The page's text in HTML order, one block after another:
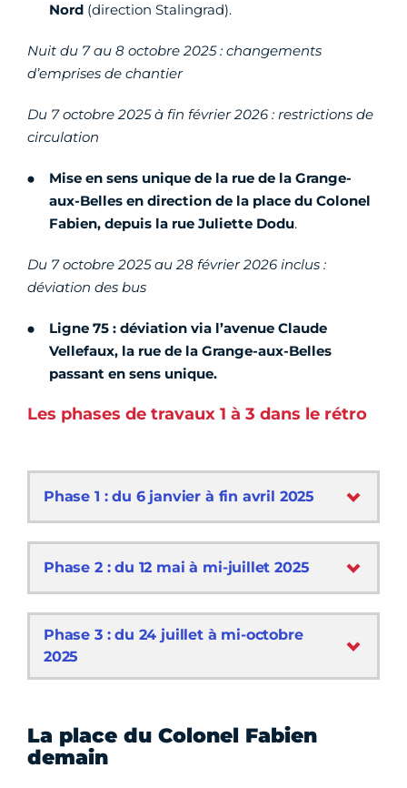
Nord (direction Stalingrad).
Nuit du 7 au 8 octobre 2025 : changements
d’emprises de chantier
Du 7 octobre 2025 à fin février 2026 : restrictions de
circulation
Mise en sens unique de la rue de la Grange-
aux-Belles en direction de la place du Colonel
Fabien, depuis la rue Juliette Dodu.
Du 7 octobre 2025 au 28 février 2026 inclus :
déviation des bus
Ligne 75 : déviation via l’avenue Claude
Vellefaux, la rue de la Grange-aux-Belles
passant en sens unique.
Les phases de travaux 1 à 3 dans le rétro
Phase 1 : du 6 janvier à fin avril 2025
Phase 2 : du 12 mai à mi-juillet 2025
Phase 3 : du 24 juillet à mi-octobre
2025
La place du Colonel Fabien
demain